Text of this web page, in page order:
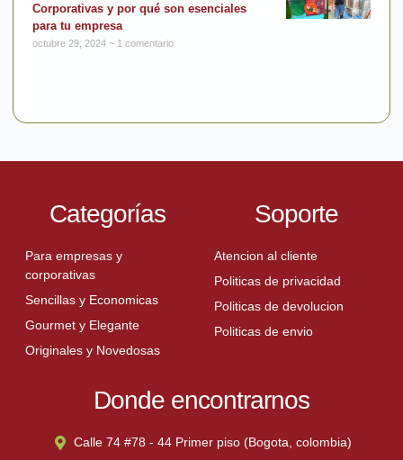
Corporativas y por qué son esenciales
para tu empresa
octubre 29, 2024 1 comentario
Categorías
Para empresas y
corporativas
Sencillas y Economicas
Gourmet y Elegante
Originales y Novedosas
Soporte
Atencion al cliente
Politicas de privacidad
Politicas de devolucion
Politicas de envio
Donde encontrarnos
Calle 74 #78 - 44 Primer piso (Bogota, colombia)